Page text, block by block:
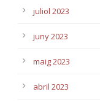
juliol 2023
juny 2023
maig 2023
abril 2023